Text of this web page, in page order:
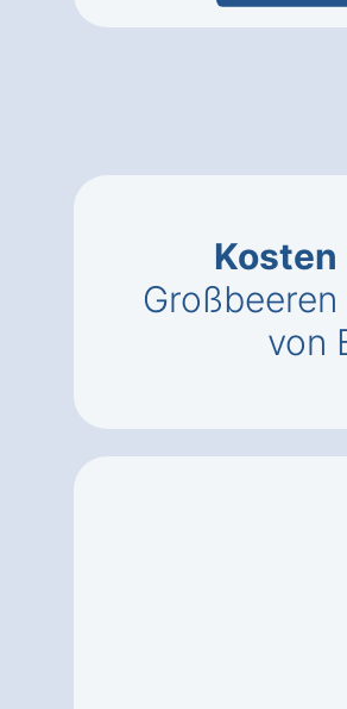
Kosten
von